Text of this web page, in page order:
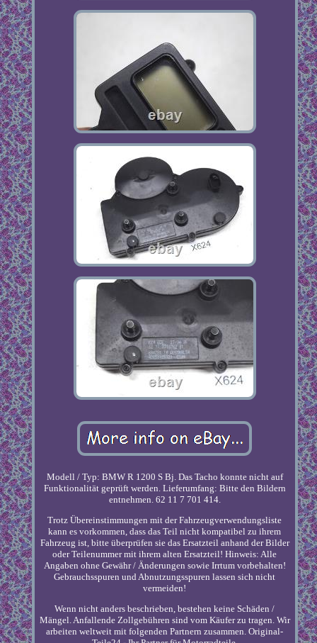
Modell / Typ: BMW R 1200 S Bj. Das Tacho konnte nicht auf
Funktionalität geprüft werden. Lieferumfang: Bitte den Bildern
entnehmen. 62 11 7 701 414.
Trotz Übereinstimmungen mit der Fahrzeugverwendungsliste
kann es vorkommen, dass das Teil nicht kompatibel zu ihrem
Fahrzeug ist, bitte überprüfen sie das Ersatzteil anhand der Bilder
oder Teilenummer mit ihrem alten Ersatzteil! Hinweis: Alle
Angaben ohne Gewähr / Änderungen sowie Irrtum vorbehalten!
Gebrauchsspuren und Abnutzungsspuren lassen sich nicht
vermeiden!
Wenn nicht anders beschrieben, bestehen keine Schäden /
Mängel. Anfallende Zollgebühren sind vom Käufer zu tragen. Wir
arbeiten weltweit mit folgenden Partnern zusammen. Original-